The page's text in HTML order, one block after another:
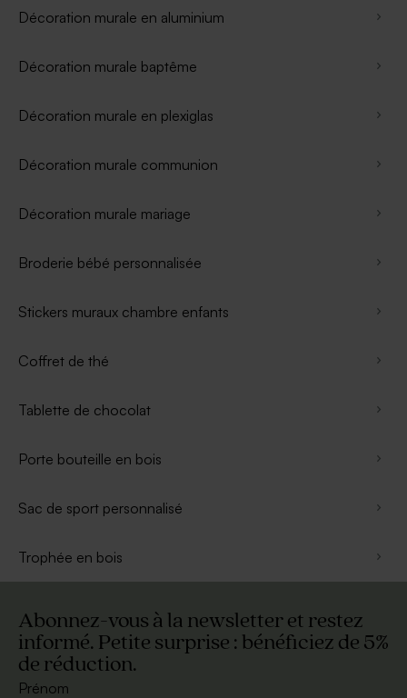
Décoration murale en aluminium
Décoration murale baptême
Décoration murale en plexiglas
Décoration murale communion
Décoration murale mariage
Broderie bébé personnalisée
Stickers muraux chambre enfants
Coffret de thé
Tablette de chocolat
Porte bouteille en bois
Sac de sport personnalisé
Trophée en bois
Abonnez-vous à la newsletter et restez
informé. Petite surprise : bénéficiez de 5%
de réduction.
Prénom